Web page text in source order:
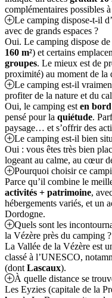
complémentaires possibles
Le camping dispose-t-il
avec de grands espaces ?
Oui. Le camping dispose de
160 m²) et certains
groupes. Le mieux est de
proximité) au moment de la
Le camping est-il
profiter de la nature et du
Oui, le camping est en
pensé pour la quiétude.
paysage… et s’offrir des
Le camping est-il bien
Oui : vous êtes très bien
logeant au calme, au cœur
Pourquoi choisir ce
Parce qu’il combine le
activités + patrimoine,
hébergements variés, et un
Dordogne.
Quels sont les
la Vézère près du camping ?
La Vallée de la Vézère est
classé à l’UNESCO,
(dont Lascaux).
À quelle distance se
Les Eyzies (capitale de la